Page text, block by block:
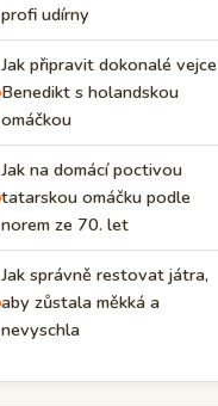
profi udírny
Jak připravit dokonalé vejce
Benedikt s holandskou
omáčkou
Jak na domácí poctivou
tatarskou omáčku podle
norem ze 70. let
Jak správně restovat játra,
aby zůstala měkká a
nevyschla